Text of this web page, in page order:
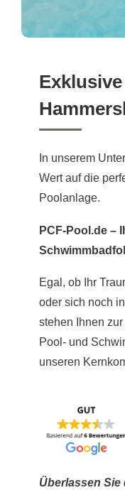
In unserem
Wert auf die
Poolanlage.
PCF-Pool.de –
Egal, ob Ihr
oder sich noch
stehen Ihnen
Pool- und
unseren
Überlassen